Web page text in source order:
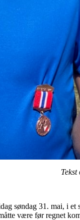
søndag 31. mai, i
være før regnet